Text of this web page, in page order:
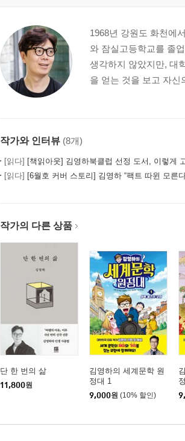
1968년 강원도 화천에
와 잠실고등학교를 졸
생각하지 않았지만, 대
을 얻는 것을 보고 자신
작가와 인터뷰 (8개)
[읽다] [책읽아웃] 김영하북클럽 선정 도서, 이렇게 고
[읽다] [6월호 커버 스토리] 김영하 “팩트 따윈 모른다.
작가의 다른 상품
단 한 번의 삶
11,800원
김영하의 세계문학 원
정대 1
9,000원 (10% 할인)